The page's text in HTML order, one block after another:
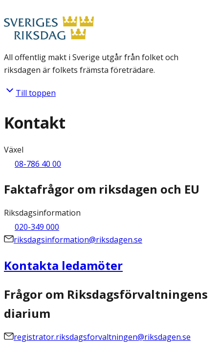
All offentlig makt i Sverige utgår från folket och
riksdagen är folkets främsta företrädare.
Till toppen
Kontakt
Växel
08-786 40 00
Faktafrågor om riksdagen och EU
Riksdagsinformation
020-349 000
riksdagsinformation@riksdagen.se
Kontakta ledamöter
Frågor om Riksdagsförvaltningens
diarium
registrator.riksdagsforvaltningen@riksdagen.se